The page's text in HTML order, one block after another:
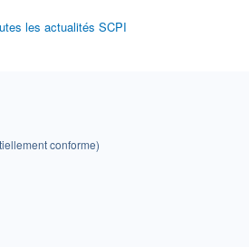
les actualités SCPI
conforme)